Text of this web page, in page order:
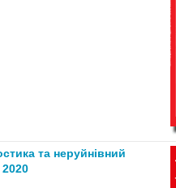
та неруйнівний